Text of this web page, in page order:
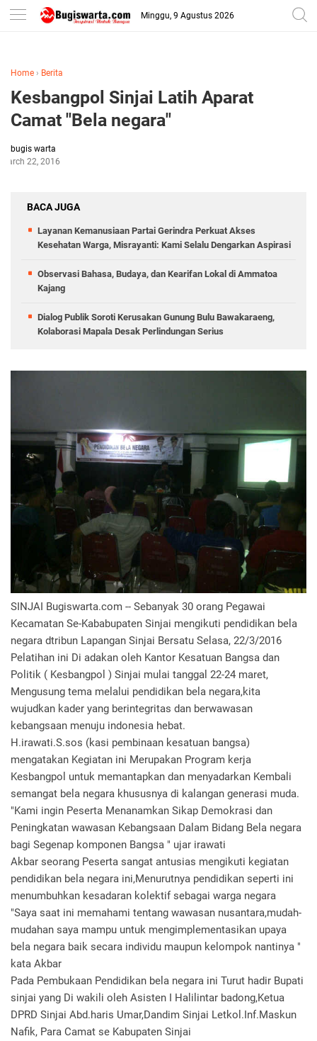
-->
Minggu, 9 Agustus 2026
Home › Berita
Kesbangpol Sinjai Latih Aparat
Camat "Bela negara"
bugis warta
March 22, 2016
BACA JUGA
Layanan Kemanusiaan Partai Gerindra Perkuat Akses
Kesehatan Warga, Misrayanti: Kami Selalu Dengarkan Aspirasi
Observasi Bahasa, Budaya, dan Kearifan Lokal di Ammatoa
Kajang
Dialog Publik Soroti Kerusakan Gunung Bulu Bawakaraeng,
Kolaborasi Mapala Desak Perlindungan Serius
SINJAI Bugiswarta.com -- Sebanyak 30 orang Pegawai
Kecamatan Se-Kababupaten Sinjai mengikuti pendidikan bela
negara dtribun Lapangan Sinjai Bersatu Selasa, 22/3/2016
Pelatihan ini Di adakan oleh Kantor Kesatuan Bangsa dan
Politik ( Kesbangpol ) Sinjai mulai tanggal 22-24 maret,
Mengusung tema melalui pendidikan bela negara,kita
wujudkan kader yang berintegritas dan berwawasan
kebangsaan menuju indonesia hebat.
H.irawati.S.sos (kasi pembinaan kesatuan bangsa)
mengatakan Kegiatan ini Merupakan Program kerja
Kesbangpol untuk memantapkan dan menyadarkan Kembali
semangat bela negara khususnya di kalangan generasi muda.
"Kami ingin Peserta Menanamkan Sikap Demokrasi dan
Peningkatan wawasan Kebangsaan Dalam Bidang Bela negara
bagi Segenap komponen Bangsa " ujar irawati
Akbar seorang Peserta sangat antusias mengikuti kegiatan
pendidikan bela negara ini,Menurutnya pendidikan seperti ini
menumbuhkan kesadaran kolektif sebagai warga negara
"Saya saat ini memahami tentang wawasan nusantara,mudah-
mudahan saya mampu untuk mengimplementasikan upaya
bela negara baik secara individu maupun kelompok nantinya "
kata Akbar
Pada Pembukaan Pendidikan bela negara ini Turut hadir Bupati
sinjai yang Di wakili oleh Asisten I Halilintar badong,Ketua
DPRD Sinjai Abd.haris Umar,Dandim Sinjai Letkol.Inf.Maskun
Nafik, Para Camat se Kabupaten Sinjai